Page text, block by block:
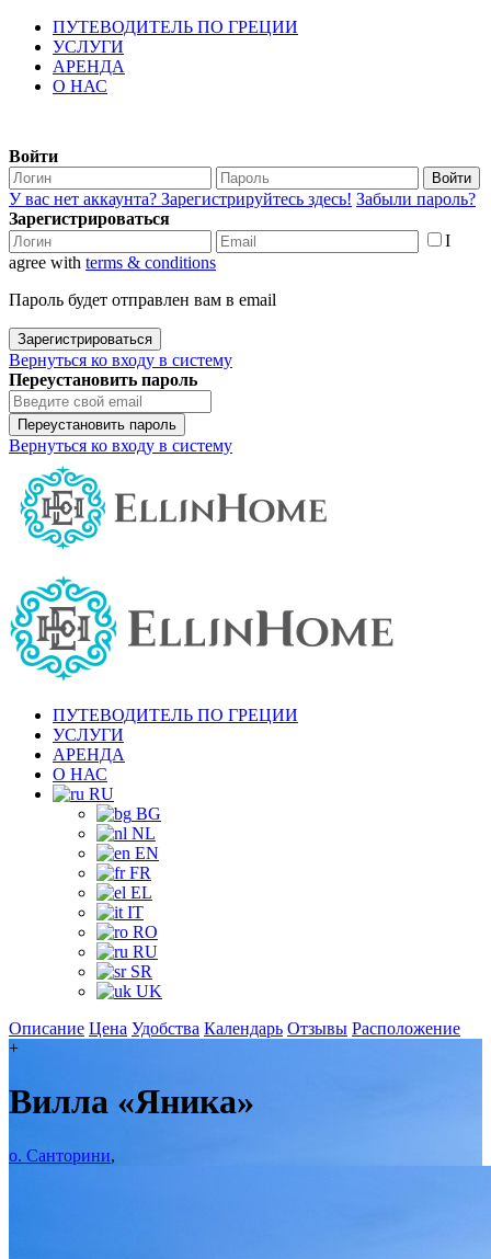
ПУТЕВОДИТЕЛЬ ПО ГРЕЦИИ
УСЛУГИ
АРЕНДА
О НАС
Войти
Войти
У вас нет аккаунта? Зарегистрируйтесь здесь! Забыли пароль?
Зарегистрироваться
I
agree with terms & conditions
Пароль будет отправлен вам в email
Зарегистрироваться
Вернуться ко входу в систему
Переустановить пароль
Переустановить пароль
Вернуться ко входу в систему
ПУТЕВОДИТЕЛЬ ПО ГРЕЦИИ
УСЛУГИ
АРЕНДА
О НАС
RU
BG
NL
EN
FR
EL
IT
RO
RU
SR
UK
Описание Цена Удобства Календарь Отзывы Расположение
+
Вилла «Яника»
о. Санторини,